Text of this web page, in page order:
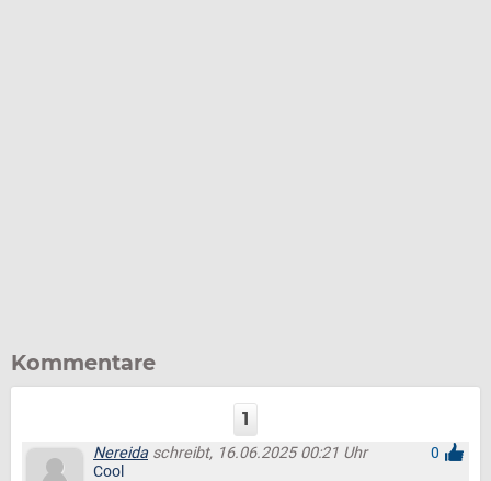
Kommentare
1
Nereida schreibt, 16.06.2025 00:21 Uhr
0
Cool